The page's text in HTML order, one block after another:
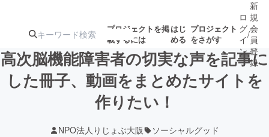
プロジェクトを掲
載するには
はじ
める
プロジェクト
をさがす
注目の新着プロ募集終了が近いプ
ロ
グ
イ
ン
/
新
規
会
員
登
録
高次脳機能障害者の切実な声を記事に
した冊子、動画をまとめたサイトを
作りたい！
NPO法人りじょぶ大阪 ソーシャルグッド